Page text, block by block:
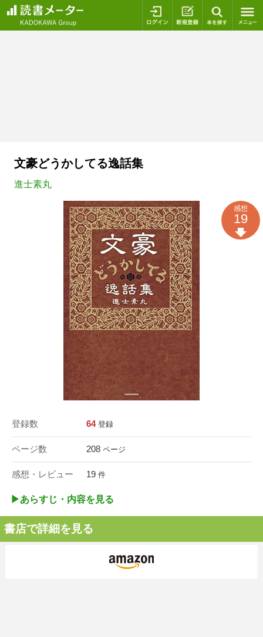
ログイン 新規登録
文豪どうかしてる逸話集
進士素丸
登録数 64 登録
ページ数 208 ページ
感想・レビュー 19 件
感想
19
▶︎あらすじ・内容を見る
書店で詳細を見る